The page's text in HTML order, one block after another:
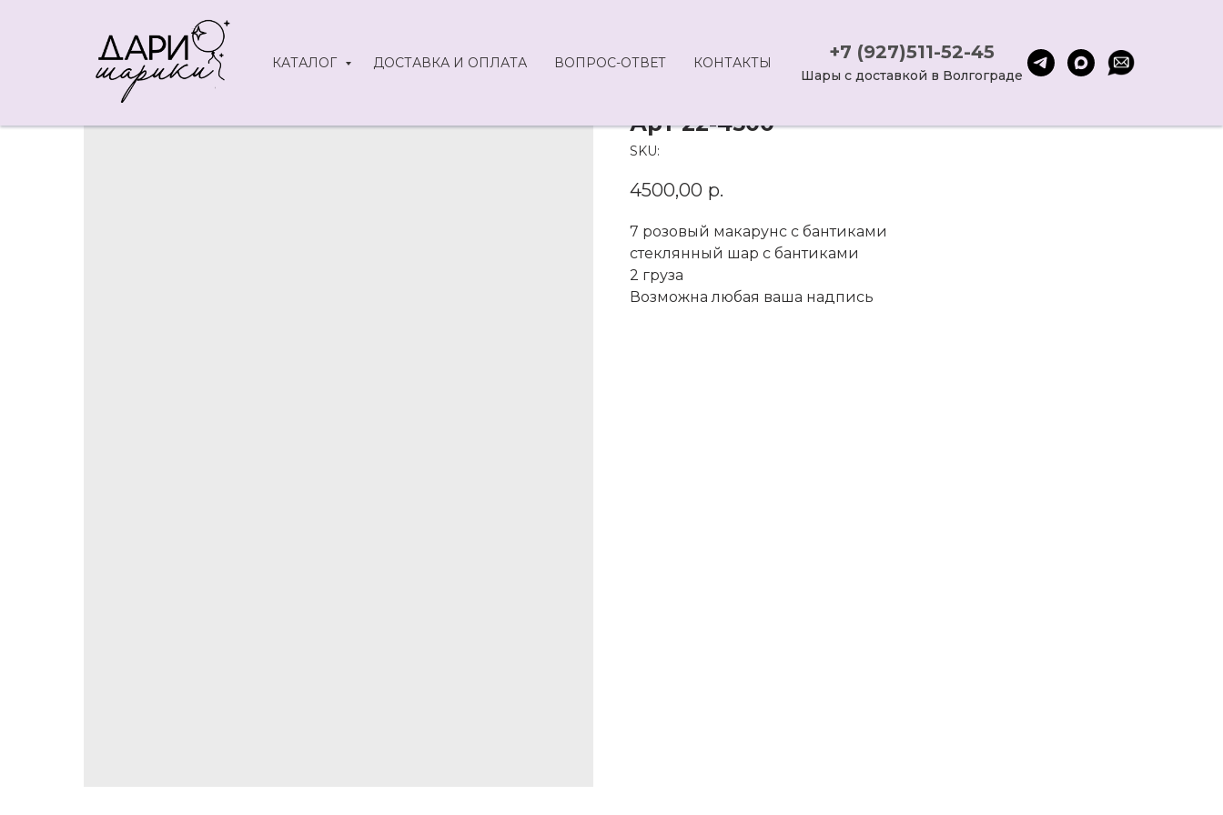
КАТАЛОГ ДОСТАВКА И ОПЛАТА ВОПРОС-ОТВЕТ КОНТАКТЫ +7 (927)511-52-45
Шары с доставкой в Волгограде
Арт 22-4500
SKU:
4500,00 р.
7 розовый макарунс с бантиками
стеклянный шар с бантиками
2 груза
Возможна любая ваша надпись